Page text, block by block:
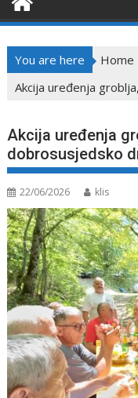
You are here Home
Akcija uređenja
Akcija uređenja
dobrosusjedsko
22/06/2026 klis